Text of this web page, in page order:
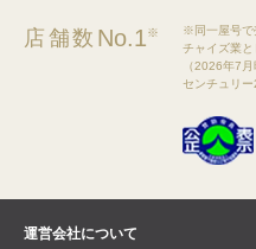
店舗数 No.1※
※同一屋号で
チャイズ業
（2026年7
センチュリー
運営会社について